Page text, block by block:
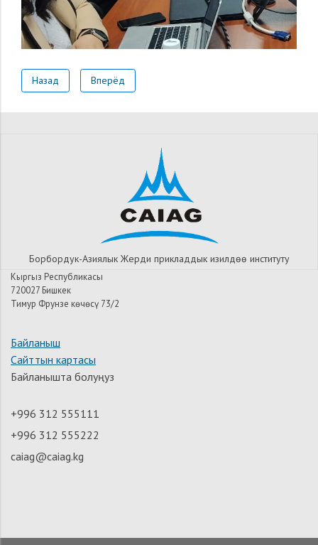
Назад Вперёд
Борбордук-Азиялык Жерди прикладдык изилдѳѳ институту
Кыргыз Республикасы
720027 Бишкек
Тимур Фрунзе көчөсү 73/2
Байланыш
Сайттын картасы
Байланышта болуңуз
+996 312 555111
+996 312 555222
caiag@caiag.kg